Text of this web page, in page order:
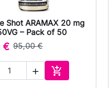
Γρήγορη προβολή
Shot ARAMAX 20 mg
– Pack of 50
€ 95,00 €
 
Αγορά